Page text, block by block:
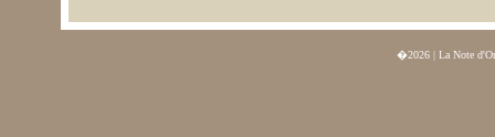
�2026 | La Note